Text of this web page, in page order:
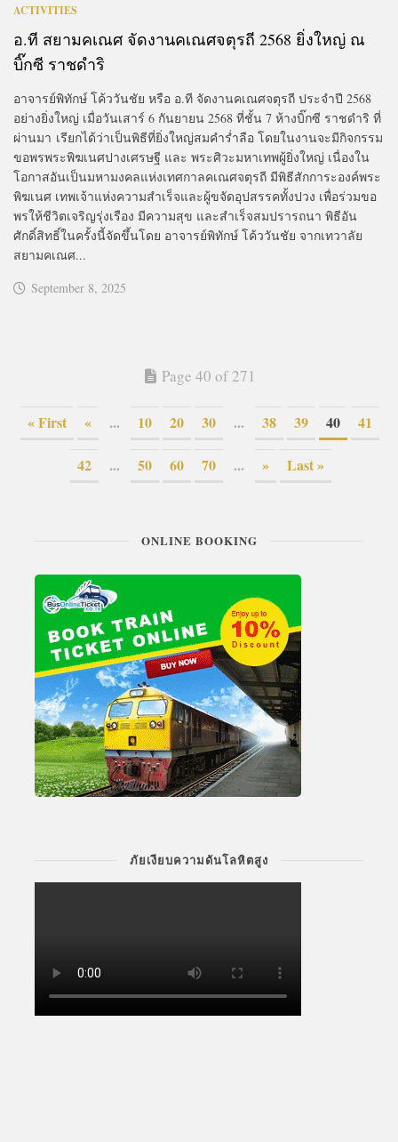
ACTIVITIES
อ.ที สยามคเณศ จัดงานคเณศจตุรถี 2568 ยิ่งใหญ่ ณ
บิ๊กซี ราชดำริ
อาจารย์พิทักษ์ โค้ววันชัย หรือ อ.ที จัดงานคเณศจตุรถี ประจำปี 2568
อย่างยิ่งใหญ่ เมื่อวันเสาร์ 6 กันยายน 2568 ที่ชั้น 7 ห้างบิ๊กซี ราชดำริ ที่
ผ่านมา เรียกได้ว่าเป็นพิธีที่ยิ่งใหญ่สมคำร่ำลือ โดยในงานจะมีกิจกรรม
ขอพรพระพิฆเนศปางเศรษฐี และ พระศิวะมหาเทพผู้ยิ่งใหญ่ เนื่องใน
โอกาสอันเป็นมหามงคลแห่งเทศกาลคเณศจตุรถี มีพิธีสักการะองค์พระ
พิฆเนศ เทพเจ้าแห่งความสำเร็จและผู้ขจัดอุปสรรคทั้งปวง เพื่อร่วมขอ
พรให้ชีวิตเจริญรุ่งเรือง มีความสุข และสำเร็จสมปรารถนา พิธีอัน
ศักดิ์สิทธิ์ในครั้งนี้จัดขึ้นโดย อาจารย์พิทักษ์ โค้ววันชัย จากเทวาลัย
สยามคเณศ...
September 8, 2025
Page 40 of 271
« First « ... 10 20 30 ... 38 39 40 41
42 ... 50 60 70 ... » Last »
ONLINE BOOKING
ภัยเงียบความดันโลหิตสูง